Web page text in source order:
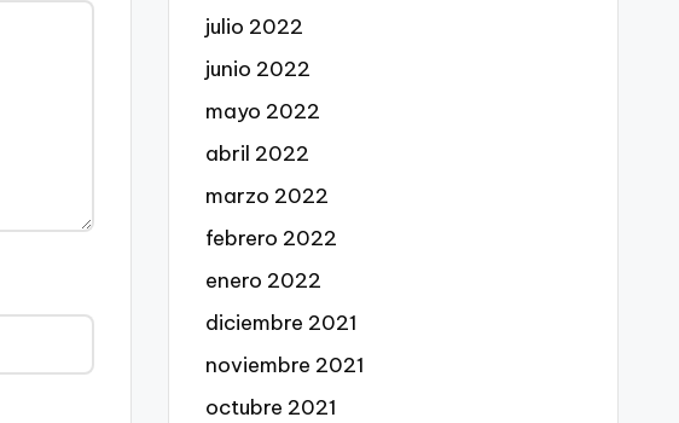
julio 2022
junio 2022
mayo 2022
abril 2022
marzo 2022
febrero 2022
enero 2022
diciembre 2021
noviembre 2021
octubre 2021